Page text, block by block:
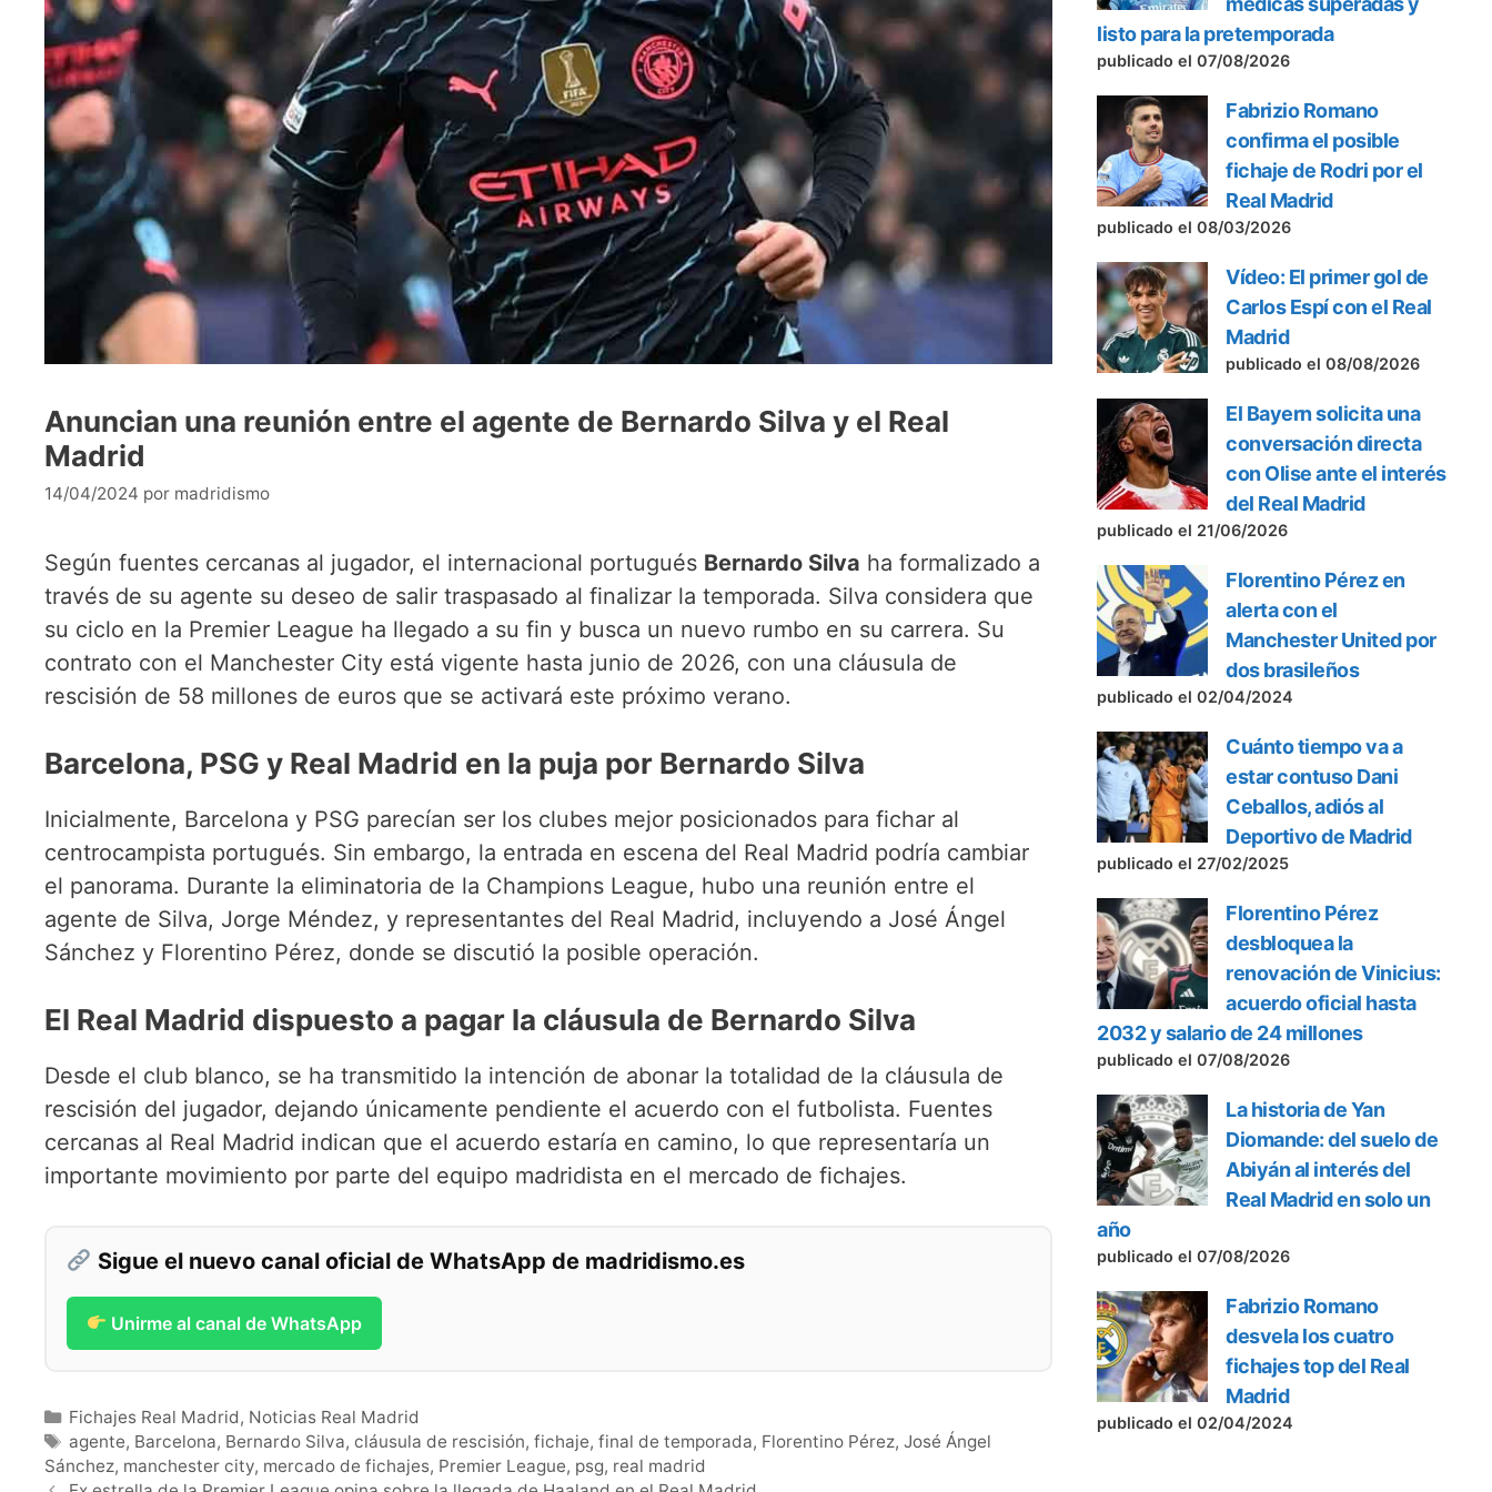
Anuncian una reunión entre el agente de Bernardo Silva y el Real
Madrid
14/04/2024 por madridismo
Según fuentes cercanas al jugador, el internacional portugués Bernardo Silva ha formalizado a
través de su agente su deseo de salir traspasado al finalizar la temporada. Silva considera que
su ciclo en la Premier League ha llegado a su fin y busca un nuevo rumbo en su carrera. Su
contrato con el Manchester City está vigente hasta junio de 2026, con una cláusula de
rescisión de 58 millones de euros que se activará este próximo verano.
Barcelona, PSG y Real Madrid en la puja por Bernardo Silva
Inicialmente, Barcelona y PSG parecían ser los clubes mejor posicionados para fichar al
centrocampista portugués. Sin embargo, la entrada en escena del Real Madrid podría cambiar
el panorama. Durante la eliminatoria de la Champions League, hubo una reunión entre el
agente de Silva, Jorge Méndez, y representantes del Real Madrid, incluyendo a José Ángel
Sánchez y Florentino Pérez, donde se discutió la posible operación.
El Real Madrid dispuesto a pagar la cláusula de Bernardo Silva
Desde el club blanco, se ha transmitido la intención de abonar la totalidad de la cláusula de
rescisión del jugador, dejando únicamente pendiente el acuerdo con el futbolista. Fuentes
cercanas al Real Madrid indican que el acuerdo estaría en camino, lo que representaría un
importante movimiento por parte del equipo madridista en el mercado de fichajes.
Sigue el nuevo canal oficial de WhatsApp de madridismo.es
Unirme al canal de WhatsApp
Categorías
Fichajes Real Madrid, Noticias Real Madrid
Etiquetas
agente, Barcelona, Bernardo Silva,cláusula de rescisión,fichaje,final de temporada, Florentino Pérez,José Ángel
Sánchez, manchester city, mercado de fichajes, Premier League, psg, real madrid
listo para la pretemporada
publicado el 07/08/2026
Fabrizio Romano
confirma el posible
fichaje de Rodri por el
Real Madrid
publicado el 08/03/2026
Vídeo: El primer gol de
Carlos Espí con el Real
Madrid
publicado el 08/08/2026
El Bayern solicita una
conversación directa
con Olise ante el interés
del Real Madrid
publicado el 21/06/2026
Florentino Pérez en
alerta con el
Manchester United por
dos brasileños
publicado el 02/04/2024
Cuánto tiempo va a
estar contuso Dani
Ceballos, adiós al
Deportivo de Madrid
publicado el 27/02/2025
Florentino Pérez
desbloquea la
renovación de Vinicius:
acuerdo oficial hasta
2032 y salario de 24 millones
publicado el 07/08/2026
La historia de Yan
Diomande: del suelo de
Abiyán al interés del
Real Madrid en solo un
año
publicado el 07/08/2026
Fabrizio Romano
desvela los cuatro
fichajes top del Real
Madrid
publicado el 02/04/2024